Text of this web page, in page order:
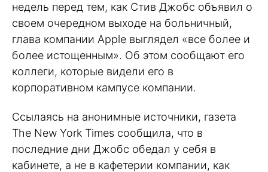
недель перед тем, как Стив Джобс объявил о
своем очередном выходе на больничный,
глава компании Apple выглядел «все более и
более истощенным». Об этом сообщают его
коллеги, которые видели его в
корпоративном кампусе компании.
Ссылаясь на анонимные источники, газета
The New York Times сообщила, что в
последние дни Джобс обедал у себя в
кабинете, а не в кафетерии компании, как